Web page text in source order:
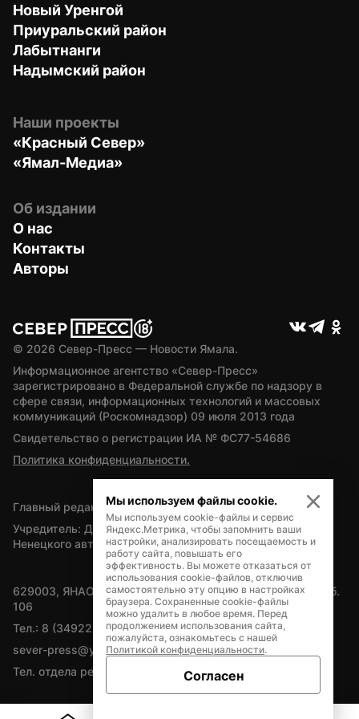
Новый Уренгой
Приуральский район
Лабытнанги
Надымский район
Наши проекты
«Красный Север»
«Ямал-Медиа»
Об издании
О нас
Контакты
Авторы
© 2026 Север-Пресс — Новости Ямала.
Информационное агентство «Север-Пресс»
зарегистрировано в Федеральной службе по надзору в
сфере связи, информационных технологий и массовых
коммуникаций (Роскомнадзор) 09 июля 2013 года
Свидетельство о регистрации ИА № ФС77-54686
Политика конфиденциальности.
Главный редактор — А.Л. Поздеев
Учредитель: Департамент внутренней политики Ямало-
Ненецкого автономного округа
629003, ЯНАО, Салехард, мкр. Богдана Кнунянца, д.1, каб.
106
Тел.: 8 (34922) 71262
sever-press@yamal-media.ru
Тел. отдела рекламы: 8 (34922) 42728
Мы используем файлы cookie.
Мы используем cookie-файлы и сервис
Яндекс.Метрика, чтобы запомнить ваши
настройки, анализировать посещаемость и
работу сайта, повышать его
эффективность. Вы можете отказаться от
использования cookie-файлов, отключив
самостоятельно эту опцию в настройках
браузера. Сохраненные cookie-файлы
можно удалить в любое время. Перед
продолжением использования сайта,
пожалуйста, ознакомьтесь с нашей
Политикой конфиденциальности.
Согласен